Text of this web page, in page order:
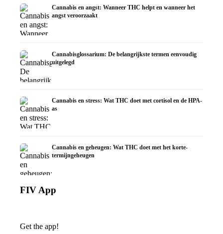
Cannabis en angst: Wanneer THC helpt en wanneer het
angst veroorzaakt
Cannabisglossarium: De belangrijkste termen eenvoudig
uitgelegd
Cannabis en stress: Wat THC doet met cortisol en de HPA-
as
Cannabis en geheugen: Wat THC doet met het korte-
termijngeheugen
FIV App
Get the app!